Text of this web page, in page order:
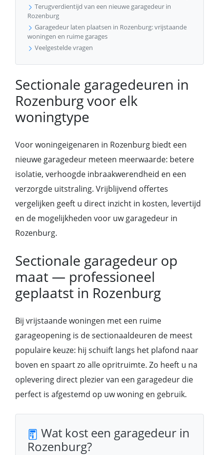
Terugverdientijd van een nieuwe garagedeur in
Rozenburg
Garagedeur laten plaatsen in Rozenburg: vrijstaande
woningen en ruime garages
Veelgestelde vragen
Sectionale garagedeuren in
Rozenburg voor elk
woningtype
Voor woningeigenaren in Rozenburg biedt een
nieuwe garagedeur meteen meerwaarde: betere
isolatie, verhoogde inbraakwerendheid en een
verzorgde uitstraling. Vrijblijvend offertes
vergelijken geeft u direct inzicht in kosten, levertijd
en de mogelijkheden voor uw garagedeur in
Rozenburg.
Sectionale garagedeur op
maat — professioneel
geplaatst in Rozenburg
Bij vrijstaande woningen met een ruime
garageopening is de sectionaaldeuren de meest
populaire keuze: hij schuift langs het plafond naar
boven en spaart zo alle opritruimte. Zo heeft u na
oplevering direct plezier van een garagedeur die
perfect is afgestemd op uw woning en gebruik.
Wat kost een garagedeur in
Rozenburg?